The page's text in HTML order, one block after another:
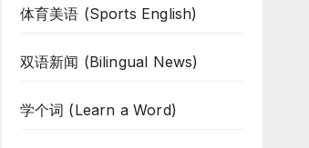
体育美语 (Sports English)
双语新闻 (Bilingual News)
学个词 (Learn a Word)